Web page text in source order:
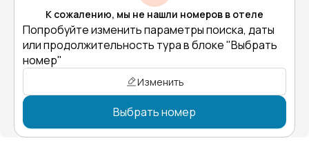
К сожалению, мы не нашли номеров в отеле
Попробуйте изменить параметры поиска, даты
или продолжительность тура в блоке "Выбрать
номер"
Изменить
Выбрать номер